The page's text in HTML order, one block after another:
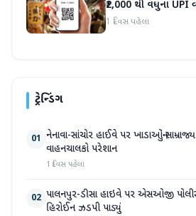
₹2,000 થી વધુના UPI
1 દિવસ પહેલા
ટ્રેન્ડિંગ
01 નેનાવા-સાંચોર હાઈવે પર ખાડાઓનું
વાહનચાલકો પરેશાન
1 દિવસ પહેલા
02 પાલનપુર-ડીસા હાઇવે પર એસઓજી પોલીસે
હિરોઈન ઝડપી પાડ્યું